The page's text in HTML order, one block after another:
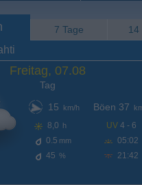
7 Tage 14
Freitag, 07.08
Tag
15
km/h
8,0 h
0.5 mm
45 %
Böen 37
UV 4 - 6
05:02
21:42